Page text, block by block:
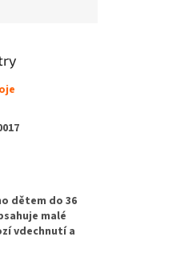
dětem do 36
malé
vdechnutí a